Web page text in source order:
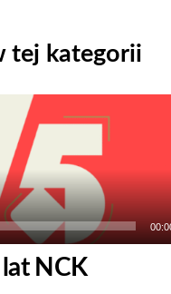
tej kategorii
lat NCK